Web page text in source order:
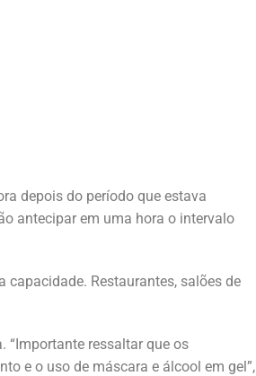
depois do período que estava
antecipar em uma hora o intervalo
capacidade. Restaurantes, salões de
“Importante ressaltar que os
e o uso de máscara e álcool em gel”,